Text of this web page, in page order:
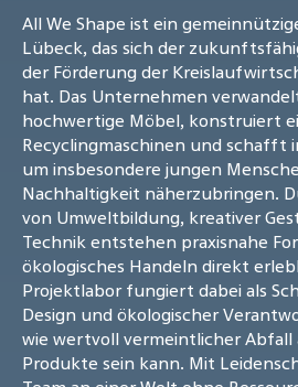
All We Shape ist ein
Lübeck, das sich der
der Förderung der
hat. Das Unternehmen
hochwertige Möbel, konstruiert
Recyclingmaschinen und schafft
um insbesondere jungen
Nachhaltigkeit näherzubringen.
von Umweltbildung, kreativer
Technik entstehen praxisnahe
ökologisches Handeln direkt
Projektlabor fungiert dabei als
Design und ökologischer
wie wertvoll vermeintlicher
Produkte sein kann. Mit